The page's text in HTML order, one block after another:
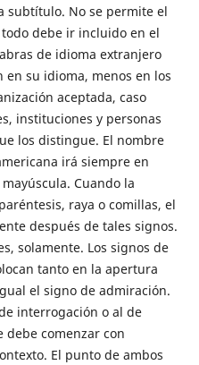
subtítulo. No se permite el
debe ir incluido en el
de idioma extranjero
en su idioma, menos en los
aceptada, caso
instituciones y personas
los distingue. El nombre
irá siempre en
Cuando la
raya o comillas, el
después de tales signos.
solamente. Los signos de
tanto en la apertura
el signo de admiración.
interrogación o al de
comenzar con
El punto de ambos